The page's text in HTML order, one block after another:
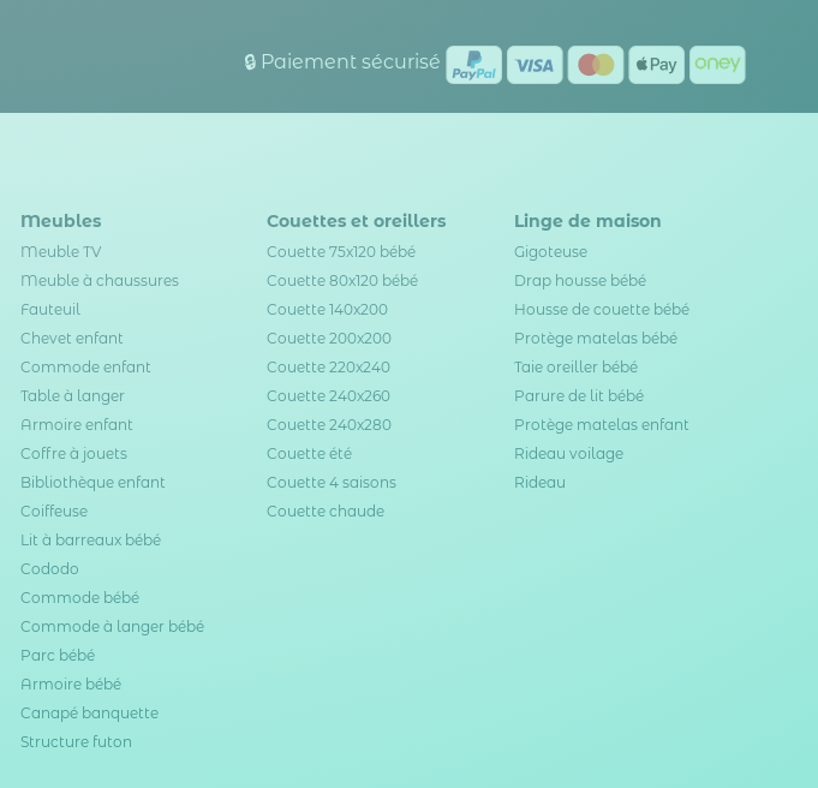
🔒 Paiement sécurisé
Meubles
Meuble TV
Meuble à chaussures
Fauteuil
Chevet enfant
Commode enfant
Table à langer
Armoire enfant
Coffre à jouets
Bibliothèque enfant
Coiffeuse
Lit à barreaux bébé
Cododo
Commode bébé
Commode à langer bébé
Parc bébé
Armoire bébé
Canapé banquette
Structure futon
Couettes et oreillers
Couette 75x120 bébé
Couette 80x120 bébé
Couette 140x200
Couette 200x200
Couette 220x240
Couette 240x260
Couette 240x280
Couette été
Couette 4 saisons
Couette chaude
Linge de maison
Gigoteuse
Drap housse bébé
Housse de couette bébé
Protège matelas bébé
Taie oreiller bébé
Parure de lit bébé
Protège matelas enfant
Rideau voilage
Rideau